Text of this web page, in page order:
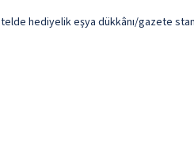
hediyelik eşya dükkânı/gazete